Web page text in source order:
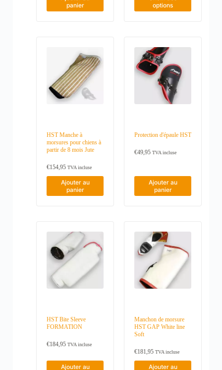
panier
d
x
€
€
1
5
options
p
a
p
i
s
a
a
t
e
o
p
n
u
v
e
t
ê
HST Manche à
morsures pour chiens à
partir de 8 mois Jute
€154,95 TVA incluse
Ajouter au
panier
Protection d'épaule HST
€49,95 TVA incluse
Ajouter au
panier
HST Bite Sleeve
FORMATION
€184,95 TVA incluse
Ajouter au
Manchon de morsure
HST GAP White line
Soft
€181,95 TVA incluse
Ajouter au